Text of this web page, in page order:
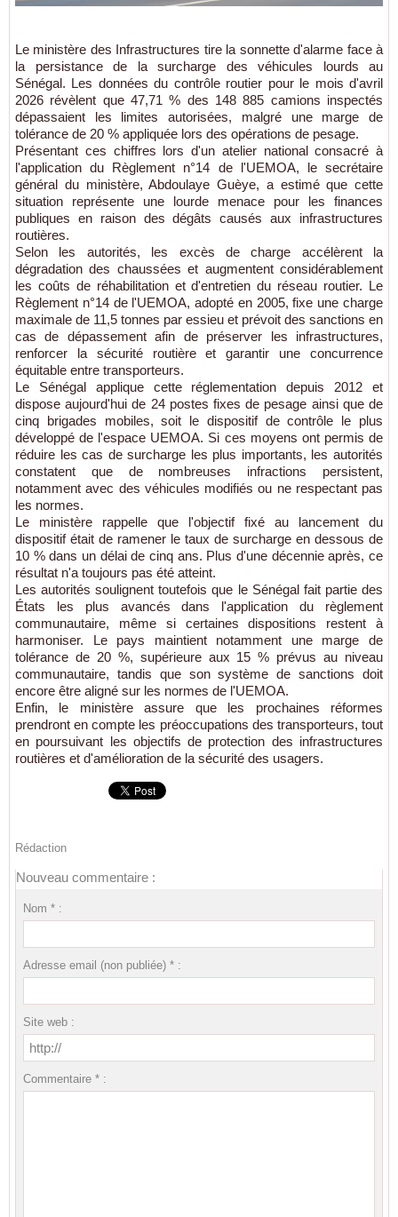
Le ministère des Infrastructures tire la sonnette d'alarme face à
la persistance de la surcharge des véhicules lourds au
Sénégal. Les données du contrôle routier pour le mois d'avril
2026 révèlent que 47,71 % des 148 885 camions inspectés
dépassaient les limites autorisées, malgré une marge de
tolérance de 20 % appliquée lors des opérations de pesage.
Présentant ces chiffres lors d'un atelier national consacré à
l'application du Règlement n°14 de l'UEMOA, le secrétaire
général du ministère, Abdoulaye Guèye, a estimé que cette
situation représente une lourde menace pour les finances
publiques en raison des dégâts causés aux infrastructures
routières.
Selon les autorités, les excès de charge accélèrent la
dégradation des chaussées et augmentent considérablement
les coûts de réhabilitation et d'entretien du réseau routier. Le
Règlement n°14 de l'UEMOA, adopté en 2005, fixe une charge
maximale de 11,5 tonnes par essieu et prévoit des sanctions en
cas de dépassement afin de préserver les infrastructures,
renforcer la sécurité routière et garantir une concurrence
équitable entre transporteurs.
Le Sénégal applique cette réglementation depuis 2012 et
dispose aujourd'hui de 24 postes fixes de pesage ainsi que de
cinq brigades mobiles, soit le dispositif de contrôle le plus
développé de l'espace UEMOA. Si ces moyens ont permis de
réduire les cas de surcharge les plus importants, les autorités
constatent que de nombreuses infractions persistent,
notamment avec des véhicules modifiés ou ne respectant pas
les normes.
Le ministère rappelle que l'objectif fixé au lancement du
dispositif était de ramener le taux de surcharge en dessous de
10 % dans un délai de cinq ans. Plus d'une décennie après, ce
résultat n'a toujours pas été atteint.
Les autorités soulignent toutefois que le Sénégal fait partie des
États les plus avancés dans l'application du règlement
communautaire, même si certaines dispositions restent à
harmoniser. Le pays maintient notamment une marge de
tolérance de 20 %, supérieure aux 15 % prévus au niveau
communautaire, tandis que son système de sanctions doit
encore être aligné sur les normes de l'UEMOA.
Enfin, le ministère assure que les prochaines réformes
prendront en compte les préoccupations des transporteurs, tout
en poursuivant les objectifs de protection des infrastructures
routières et d'amélioration de la sécurité des usagers.
Rédaction
Nouveau commentaire :
Nom * :
Adresse email (non publiée) * :
Site web :
Commentaire * :